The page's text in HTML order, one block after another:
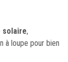
solaire,
à loupe pour bien